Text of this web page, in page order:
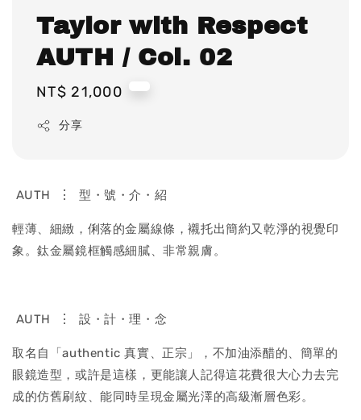
Taylor with Respect
AUTH / Col. 02
Regular
NT$ 21,000
分享
AUTH ⋮ 型・號・介・紹
輕薄、細緻，俐落的金屬線條，襯托出簡約又乾淨的視覺印
象。鈦金屬鏡框觸感細膩、非常親膚。
AUTH ⋮ 設・計・理・念
取名自「authentic 真實、正宗」，不加油添醋的、簡單的
眼鏡造型，或許是這樣，更能讓人記得這花費很大心力去完
成的仿舊刷紋、能同時呈現金屬光澤的高級漸層色彩。